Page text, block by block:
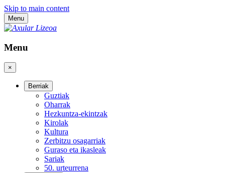
Skip to main content
Menu
Menu
×
Berriak
Guztiak
Oharrak
Hezkuntza-ekintzak
Kirolak
Kultura
Zerbitzu osagarriak
Guraso eta ikasleak
Sariak
50. urteurrena